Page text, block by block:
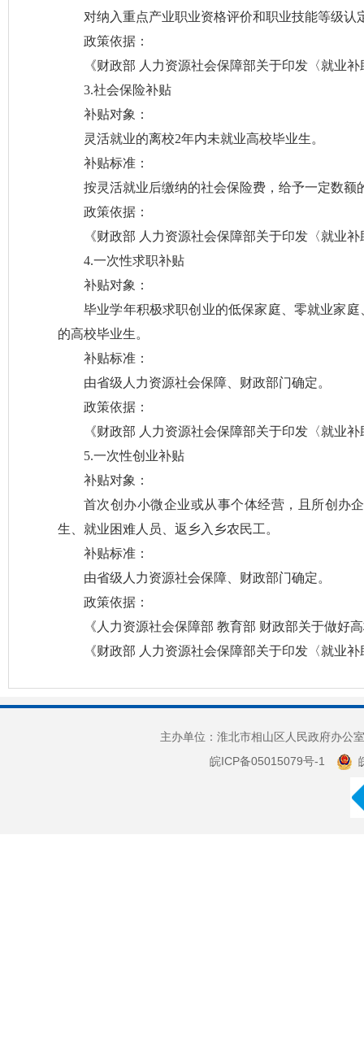
对纳入重点产业职业资格评价和职业技能等级
政策依据：
《财政部 人力资源社会保障部关于印发〈就业
3.社会保险补贴
补贴对象：
灵活就业的离校2年内未就业高校毕业生。
补贴标准：
按灵活就业后缴纳的社会保险费，给予一定数
政策依据：
《财政部 人力资源社会保障部关于印发〈就业
4.一次性求职补贴
补贴对象：
毕业学年积极求职创业的低保家庭、零就业家
的高校毕业生。
补贴标准：
由省级人力资源社会保障、财政部门确定。
政策依据：
《财政部 人力资源社会保障部关于印发〈就业
5.一次性创业补贴
补贴对象：
首次创办小微企业或从事个体经营，且所创办
生、就业困难人员、返乡入乡农民工。
补贴标准：
由省级人力资源社会保障、财政部门确定。
政策依据：
《人力资源社会保障部 教育部 财政部关于做好
《财政部 人力资源社会保障部关于印发〈就业
主办单位：淮北市相山区人民政府办
皖ICP备05015079号-1